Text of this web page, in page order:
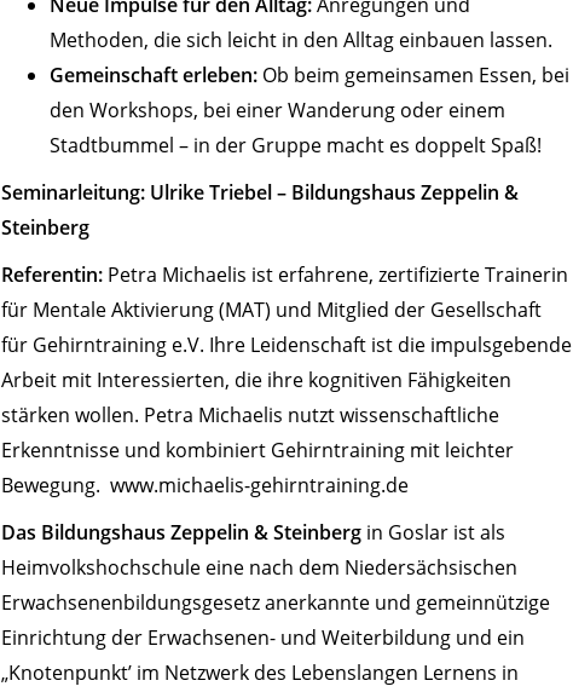
Methoden, die sich leicht in den Alltag einbauen lassen.
Gemeinschaft erleben: Ob beim gemeinsamen Essen, bei
den Workshops, bei einer Wanderung oder einem
Stadtbummel – in der Gruppe macht es doppelt Spaß!
Seminarleitung: Ulrike Triebel – Bildungshaus Zeppelin &
Steinberg
Referentin: Petra Michaelis ist erfahrene, zertifizierte Trainerin
für Mentale Aktivierung (MAT) und Mitglied der Gesellschaft
für Gehirntraining e.V. Ihre Leidenschaft ist die impulsgebende
Arbeit mit Interessierten, die ihre kognitiven Fähigkeiten
stärken wollen. Petra Michaelis nutzt wissenschaftliche
Erkenntnisse und kombiniert Gehirntraining mit leichter
Bewegung. www.michaelis-gehirntraining.de
Das Bildungshaus Zeppelin & Steinberg in Goslar ist als
Heimvolkshochschule eine nach dem Niedersächsischen
Erwachsenenbildungsgesetz anerkannte und gemeinnützige
Einrichtung der Erwachsenen- und Weiterbildung und ein
„Knotenpunkt’ im Netzwerk des Lebenslangen Lernens in